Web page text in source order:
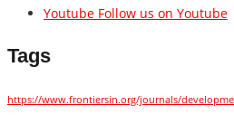
Youtube Follow us on Youtube
Tags
https://www.frontiersin.org/journals/